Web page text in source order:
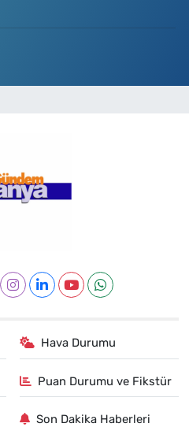
Hava Durumu
Puan Durumu ve Fikstür
Son Dakika Haberleri